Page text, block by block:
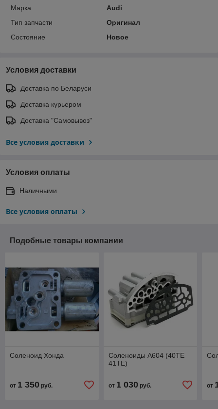
Марка
Audi
Тип запчасти
Оригинал
Состояние
Новое
Условия доставки
Доставка по Беларуси
Доставка курьером
Доставка "Самовывоз"
Все условия доставки
Условия оплаты
Наличными
Все условия оплаты
Подобные товары компании
Соленоид Хонда
от 1 350 руб.
Соленоиды A604 (40TE
41TE)
от 1 030руб. от